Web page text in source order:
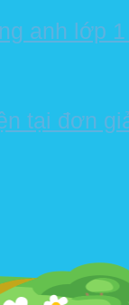
anh lớp
tại đơn